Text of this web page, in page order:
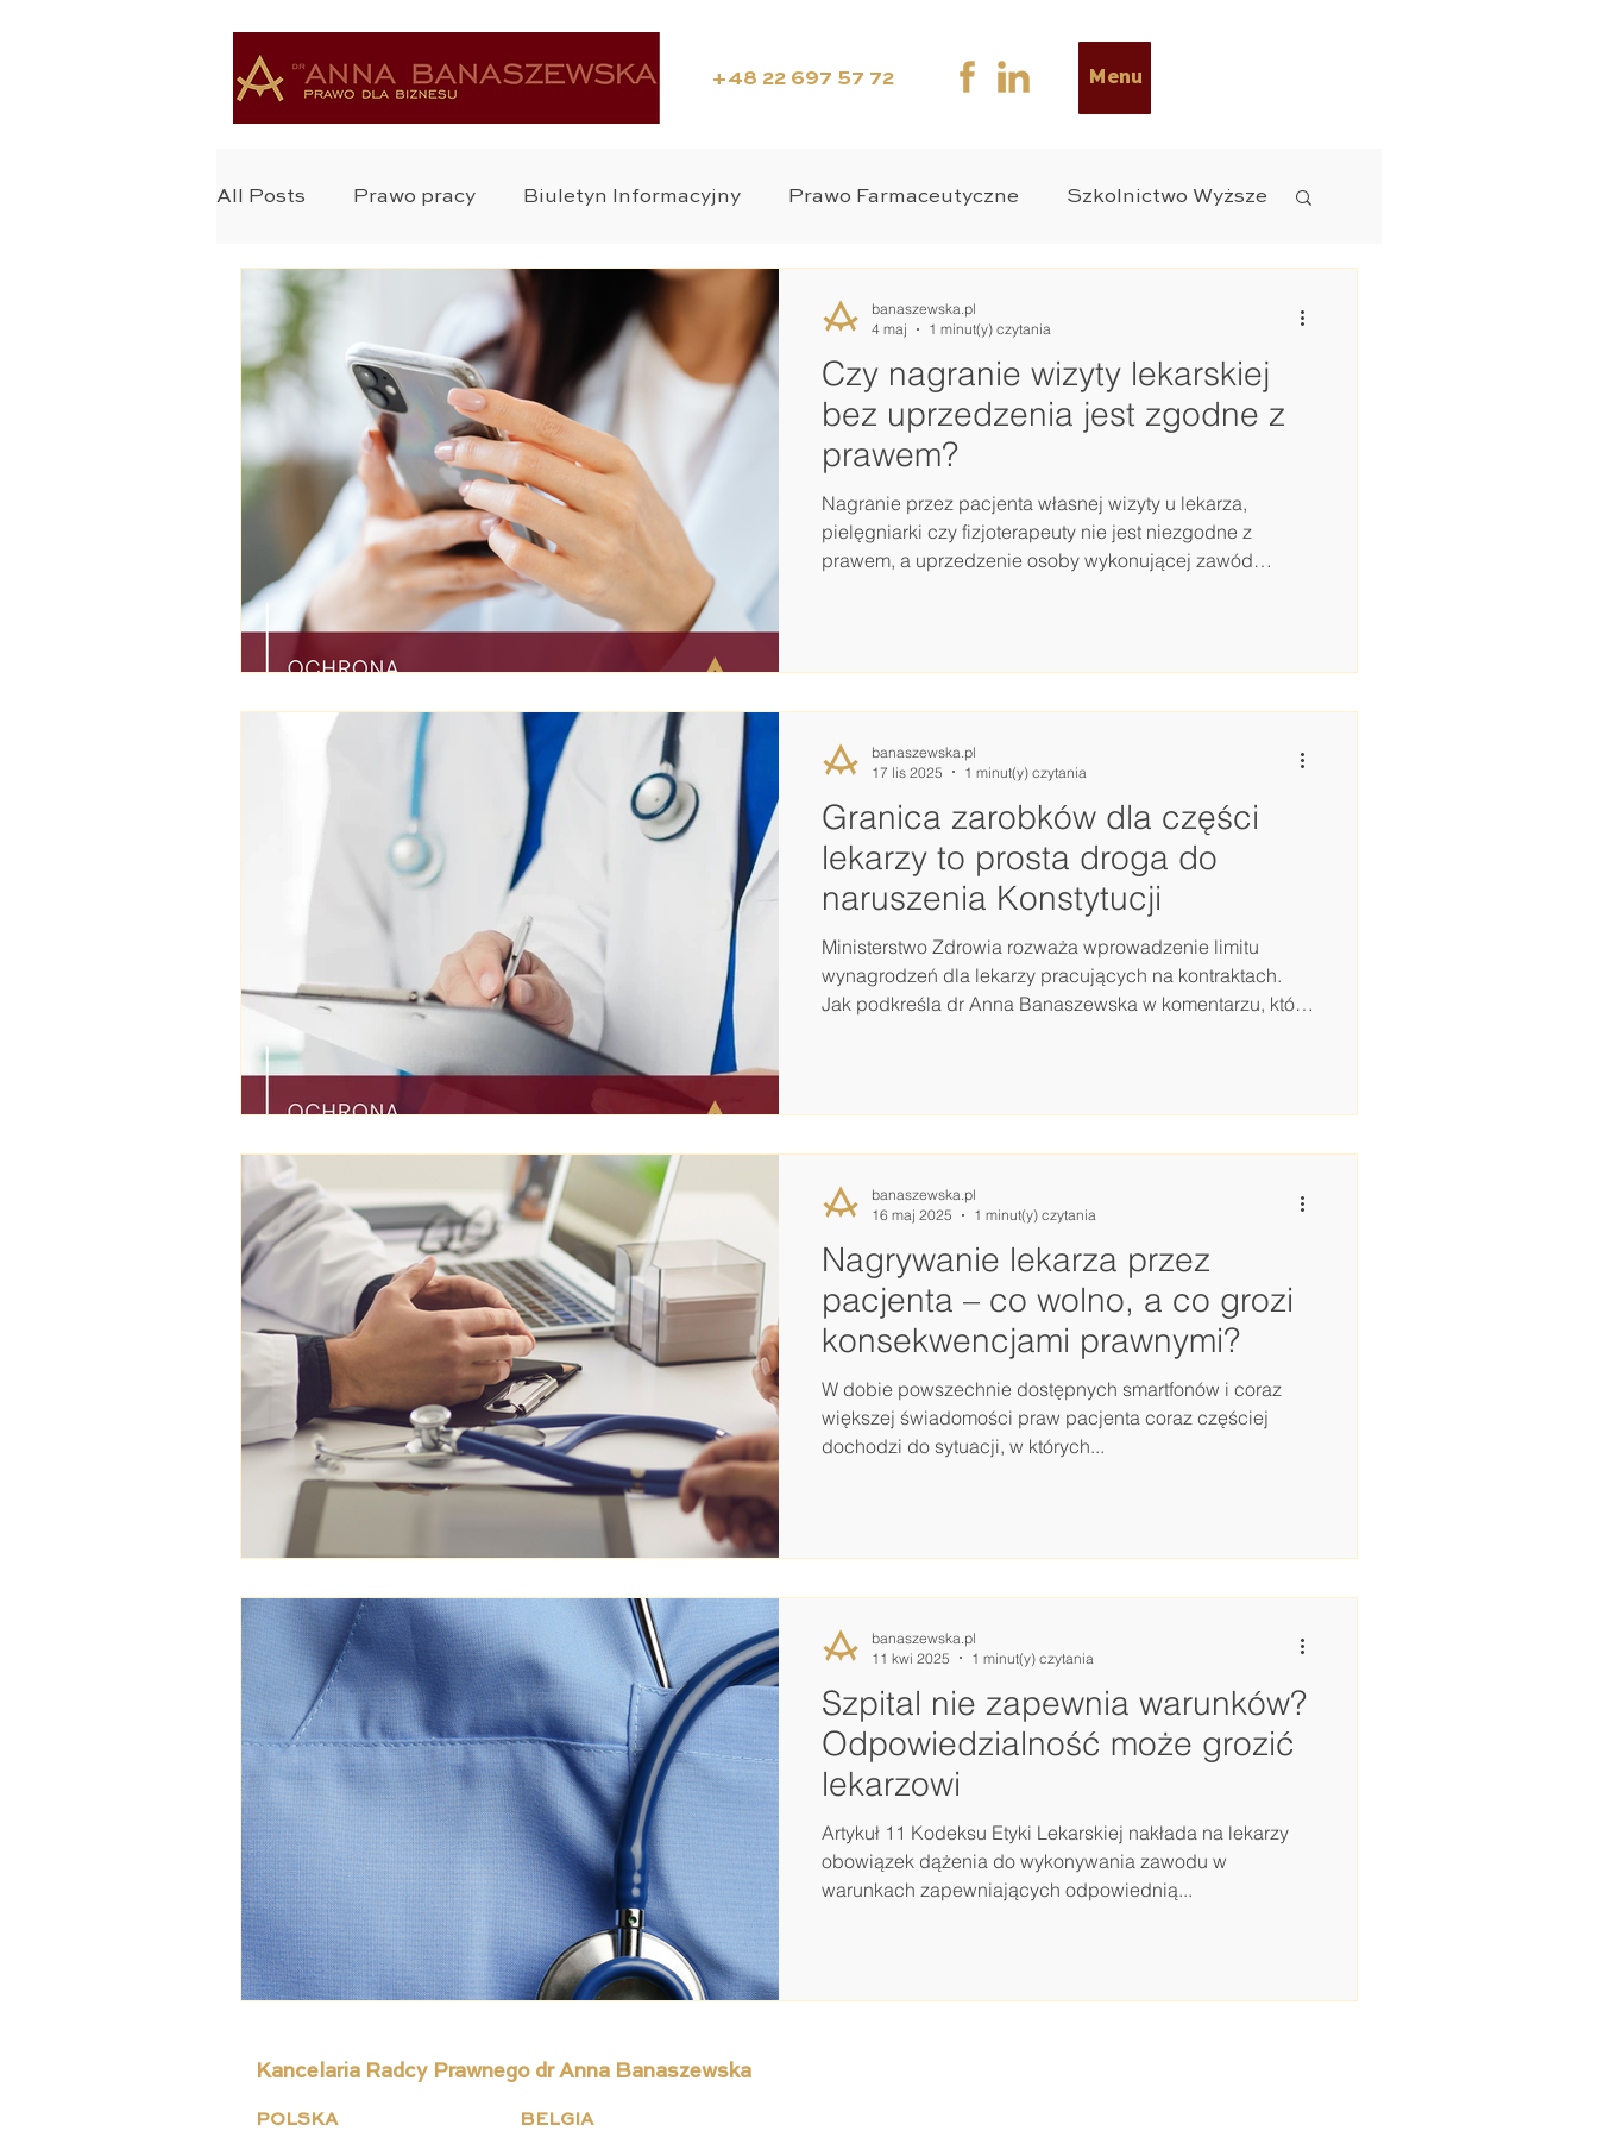
+48 22 697 57 72 Menu
All Posts Prawo pracy Biuletyn Informacyjny Prawo Farmaceutyczne Szkolnictwo Wyższe
Ochrona Zdrowia Badania Kliniczne
Ochrona Danych Prawo Medyczne Zdrowie Publiczne Wyroby Medyczne
Zastrzyk Prawa Prawo Karne
Czy nagranie wizyty lekarskiej
bez uprzedzenia jest zgodne z
prawem?
Nagranie przez pacjenta własnej wizyty u lekarza,
pielęgniarki czy fizjoterapeuty nie jest niezgodne z
prawem, a uprzedzenie osoby wykonującej zawód
uprzedniej zgody. Problemy zaczynają się, gdy pacjent
zwr
banaszewska.pl
4 maj
1 minut(y) czytania
Granica zarobków dla części
lekarzy to prosta droga do
naruszenia Konstytucji
Ministerstwo Zdrowia rozważa wprowadzenie limitu
wynagrodzeń dla lekarzy pracujących na kontraktach.
Jak podkreśla dr Anna Banaszewska w komentarzu, który
gospodarczej. Mec. Banaszewska zwraca uwagę, że
prowadzić do
banaszewska.pl
17 lis 2025
1 minut(y) czytania
Nagrywanie lekarza przez
pacjenta – co wolno, a co grozi
konsekwencjami prawnymi?
W dobie powszechnie dostępnych smartfonów i coraz
większej świadomości praw pacjenta coraz częściej
dochodzi do sytuacji, w których...
banaszewska.pl
16 maj 2025
1 minut(y) czytania
Szpital nie zapewnia warunków?
Odpowiedzialność może grozić
lekarzowi
Artykuł 11 Kodeksu Etyki Lekarskiej nakłada na lekarzy
obowiązek dążenia do wykonywania zawodu w
warunkach zapewniających odpowiednią...
banaszewska.pl
11 kwi 2025
1 minut(y) czytania
POLSKA BELGIA
Kancelaria Radcy Prawnego dr Anna Banaszewska